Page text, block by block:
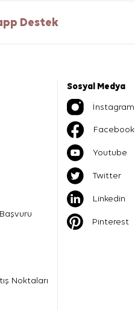
Destek
Noktaları
Sosyal Medya
İnstagram
Facebook
Youtube
Twitter
Linkedin
Pinterest